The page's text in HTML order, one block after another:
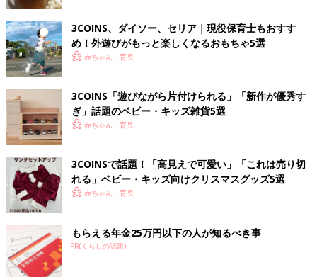
いとままさんが3COINSで購入したのは、ダンプカーが存在感抜
群な砂遊びセット。セット内容はダンプ、小型レーキ、スコッ
プ、ジョウロ、船の砂型。ダンプに砂を乗せたり降ろしたりとて
も楽しく遊べそうですよね。
気分は魔法少女！シャボンガンスティックタイプ
3COINS、ダイソー、セリア｜現役保育士もおすす
め！外遊びがもっと楽しくなるおもちゃ5選
赤ちゃん・育児
3COINS「遊びながら片付けられる」「新作が優秀す
ぎ」話題のベビー・キッズ雑貨5選
赤ちゃん・育児
3COINSで話題！「高見えで可愛い」「これは売り切
れる」ベビー・キッズ向けクリスマスグッズ5選
赤ちゃん・育児
もらえる年金25万円以下の人が知るべき事
PR(くらしの話題)